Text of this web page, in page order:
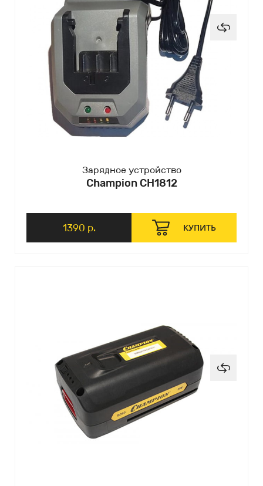
Зарядное устройство
Champion CH1812
1390 р. КУПИТЬ